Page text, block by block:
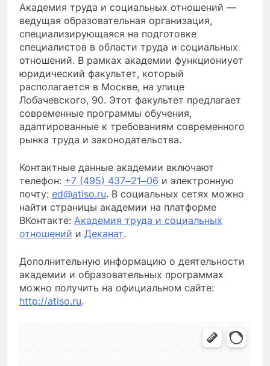
Академия труда и социальных отношений —
ведущая образовательная организация,
специализирующаяся на подготовке
специалистов в области труда и социальных
отношений. В рамках академии функциониует
юридический факультет, который
располагается в Москве, на улице
Лобачевского, 90. Этот факультет предлагает
современные программы обучения,
адаптированные к требованиям современного
рынка труда и законодательства.
Контактные данные академии включают
телефон: +7 (495) 437‒21‒06 и электронную
почту: ed@atiso.ru. В социальных сетях можно
найти страницы академии на платформе
ВКонтакте: Академия труда и социальных
отношений и Деканат.
Дополнительную информацию о деятельности
академии и образовательных программах
можно получить на официальном сайте:
http://atiso.ru.